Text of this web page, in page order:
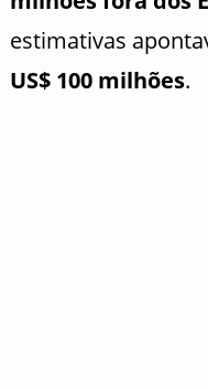
estimativas
US$ 100 milhões.